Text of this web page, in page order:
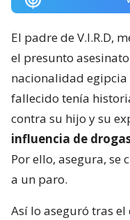
El padre de V.I.R.D,
el presunto
nacionalidad egipcia
fallecido tenía
contra su hijo y su
influencia de
Por ello, asegura,
a un paro.
Así lo aseguró tras